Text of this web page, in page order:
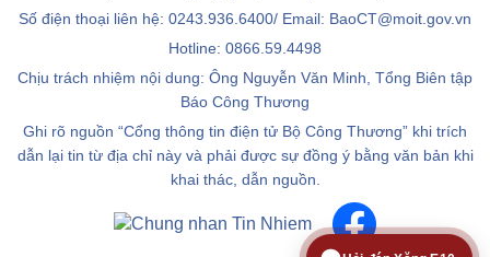
Số điện thoại liên hệ: 0243.936.6400/ Email: BaoCT@moit.gov.vn
Hotline: 0866.59.4498
Chịu trách nhiệm nội dung: Ông Nguyễn Văn Minh, Tổng Biên tập
Báo Công Thương
Ghi rõ nguồn “Cổng thông tin điện tử Bộ Công Thương” khi trích
dẫn lại tin từ địa chỉ này và phải được sự đồng ý bằng văn bản khi
khai thác, dẫn nguồn.